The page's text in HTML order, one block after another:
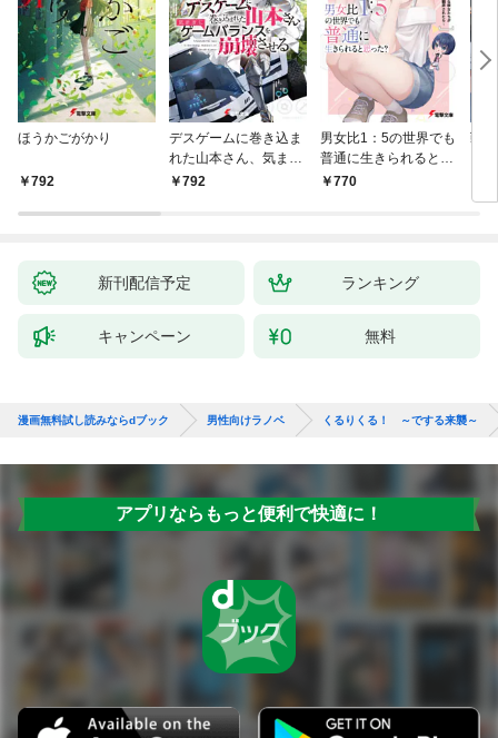
ほうかごがかり
792
デスゲームに巻き込ま
れた山本さん、気まま
にゲームバランスを崩
792
男女比1：5の世界でも
普通に生きられると思
った？ ～激重感情な
770
戦
特
新刊配信予定 ランキング
キャンペーン 無料
漫画無料試し読みならdブック 男性向けラノベ くるりくる！ ～でする来襲～
アプリならもっと便利で快適に！